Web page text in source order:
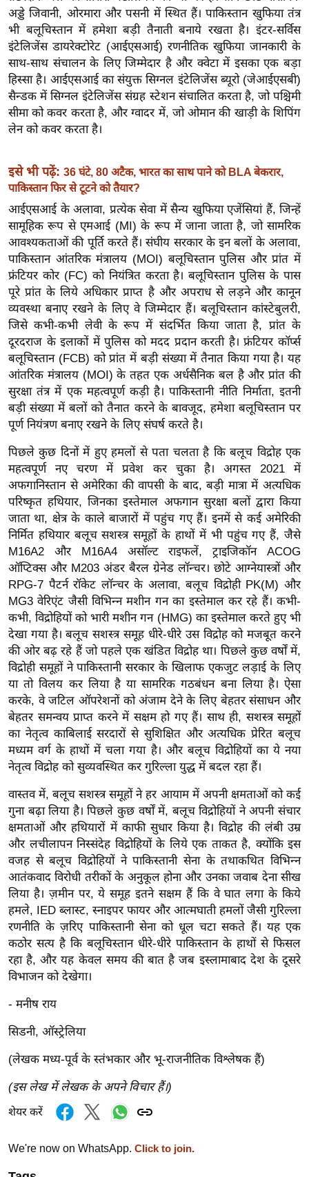
यं
ग
इं
डि
या
सा
हि
त्य
ग
त
ऑ
टो
व
र्ल्ड
न्यू
ज
ब्री
फ
म
नो
रं
ज
न
ज
ग
त
बॉ
ली
वु
ड
हॉ
ली
वु
ड
फि
ल्म
स
मी
क्षा
B
r
a
k
i
n
g
N
e
w
s
ला
इ
फ
इ
ल
क्नॉ
लॉ
ब्यू
टी
अड्डे जिवानी, ओरमारा और पसनी में स्थित हैं। पाकिस्तान खुफिया तंत्र
भी बलूचिस्तान में हमेशा बड़ी तैनाती बनाये रखता है। इंटर-सर्विस
इंटेलिजेंस डायरेक्टोरेट (आईएसआई) रणनीतिक खुफिया जानकारी के
साथ-साथ संचालन के लिए जिम्मेदार है और क्वेटा में इसका एक बड़ा
हिस्सा है। आईएसआई का संयुक्त सिग्नल इंटेलिजेंस ब्यूरो (जेआईएसबी)
सैन्डक में सिग्नल इंटेलिजेंस संग्रह स्टेशन संचालित करता है, जो पश्चिमी
सीमा को कवर करता है, और ग्वादर में, जो ओमान की खाड़ी के शिपिंग
लेन को कवर करता है।
इसे भी पढ़ें: 36 घंटे, 80 अटैक, भारत का साथ पाने को BLA बेकरार,
पाकिस्तान फिर से टूटने को तैयार?
आईएसआई के अलावा, प्रत्येक सेवा में सैन्य खुफिया एजेंसियां हैं, जिन्हें
सामूहिक रूप से एमआई (MI) के रूप में जाना जाता है, जो सामरिक
आवश्यकताओं की पूर्ति करते हैं। संघीय सरकार के इन बलों के अलावा,
पाकिस्तान आंतरिक मंत्रालय (MOI) बलूचिस्तान पुलिस और प्रांत में
फ्रंटियर कोर (FC) को नियंत्रित करता है। बलूचिस्तान पुलिस के पास
पूरे प्रांत के लिये अधिकार प्राप्त है और अपराध से लड़ने और कानून
व्यवस्था बनाए रखने के लिए वे जिम्मेदार हैं। बलूचिस्तान कांस्टेबुलरी,
जिसे कभी-कभी लेवी के रूप में संदर्भित किया जाता है, प्रांत के
दूरदराज के इलाकों में पुलिस को मदद प्रदान करती है। फ्रंटियर कॉर्प्स
बलूचिस्तान (FCB) को प्रांत में बड़ी संख्या में तैनात किया गया है। यह
आंतरिक मंत्रालय (MOI) के तहत एक अर्धसैनिक बल है और प्रांत की
सुरक्षा तंत्र में एक महत्वपूर्ण कड़ी है। पाकिस्तानी नीति निर्माता, इतनी
बड़ी संख्या में बलों को तैनात करने के बावजूद, हमेशा बलूचिस्तान पर
पूर्ण नियंत्रण बनाए रखने के लिए संघर्ष करते है।
पिछले कुछ दिनों में हुए हमलों से पता चलता है कि बलूच विद्रोह एक
महत्वपूर्ण नए चरण में प्रवेश कर चुका है। अगस्त 2021 में
अफगानिस्तान से अमेरिका की वापसी के बाद, बड़ी मात्रा में अत्यधिक
परिष्कृत हथियार, जिनका इस्तेमाल अफगान सुरक्षा बलों द्वारा किया
जाता था, क्षेत्र के काले बाजारों में पहुंच गए हैं। इनमें से कई अमेरिकी
निर्मित हथियार बलूच सशस्त्र समूहों के हाथों में भी पहुंच गए हैं, जैसे
M16A2 और M16A4 असॉल्ट राइफलें, ट्राइजिकॉन ACOG
ऑप्टिक्स और M203 अंडर बैरल ग्रेनेड लॉन्चर। छोटे आग्नेयास्त्रों और
RPG-7 पैटर्न रॉकेट लॉन्चर के अलावा, बलूच विद्रोही PK(M) और
MG3 वेरिएंट जैसी विभिन्न मशीन गन का इस्तेमाल कर रहे हैं। कभी-
कभी, विद्रोहियों को भारी मशीन गन (HMG) का इस्तेमाल करते हुए भी
देखा गया है। बलूच सशस्त्र समूह धीरे-धीरे उस विद्रोह को मजबूत करने
की ओर बढ़ रहे हैं जो पहले एक खंडित विद्रोह था। पिछले कुछ वर्षों में,
विद्रोही समूहों ने पाकिस्तानी सरकार के खिलाफ एकजुट लड़ाई के लिए
या तो विलय कर लिया है या सामरिक गठबंधन बना लिया है। ऐसा
करके, वे जटिल ऑपरेशनों को अंजाम देने के लिए बेहतर संसाधन और
बेहतर समन्वय प्राप्त करने में सक्षम हो गए हैं। साथ ही, सशस्त्र समूहों
का नेतृत्व काबिलाई सरदारों से सुशिक्षित और अत्यधिक प्रेरित बलूच
मध्यम वर्ग के हाथों में चला गया है। और बलूच विद्रोहियों का ये नया
नेतृत्व विद्रोह को सुव्यवस्थित कर गुरिल्ला युद्ध में बदल रहा हैं।
वास्तव में, बलूच सशस्त्र समूहों ने हर आयाम में अपनी क्षमताओं को कई
गुना बढ़ा लिया है। पिछले कुछ वर्षों में, बलूच विद्रोहियों ने अपनी संचार
क्षमताओं और हथियारों में काफी सुधार किया है। विद्रोह की लंबी उम्र
और लचीलापन निस्संदेह विद्रोहियों के लिये एक ताकत है, क्योंकि इस
वजह से बलूच विद्रोहियों ने पाकिस्तानी सेना के तथाकथित विभिन्न
आतंकवाद विरोधी तरीकों के अनुकूल होना और उनका जवाब देना सीख
लिया है। ज़मीन पर, ये समूह इतने सक्षम हैं कि वे घात लगा के किये
हमले, IED ब्लास्ट, स्नाइपर फायर और आत्मघाती हमलों जैसी गुरिल्ला
रणनीति के ज़रिए पाकिस्तानी सेना को धूल चटा सकते हैं। यह एक
कठोर सत्य है कि बलूचिस्तान धीरे-धीरे पाकिस्तान के हाथों से फिसल
रहा है, और यह केवल समय की बात है जब इस्लामाबाद देश के दूसरे
विभाजन को देखेगा।
- मनीष राय
सिडनी, ऑस्ट्रेलिया
(लेखक मध्य-पूर्व के स्तंभकार और भू-राजनीतिक विश्लेषक हैं)
(इस लेख में लेखक के अपने विचार हैं।)
शेयर करें
We're now on WhatsApp. Click to join.